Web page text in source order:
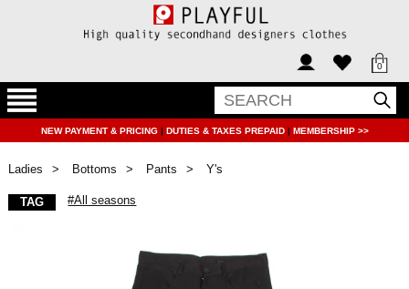
0
NEW PAYMENT & PRICING | DUTIES & TAXES PREPAID | MEMBERSHIP >>
Ladies Bottoms Pants Y's
TAG #All seasons